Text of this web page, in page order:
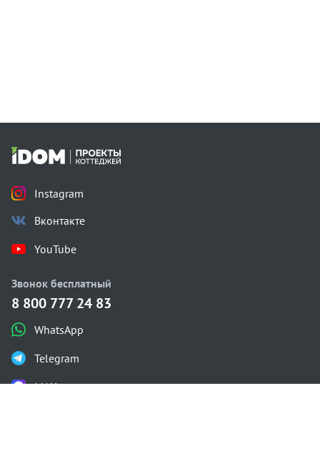
Instagram
Вконтакте
YouTube
Звонок бесплатный
8 800 777 24 83
WhatsApp
Telegram
MAX